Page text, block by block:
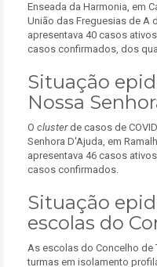
Enseada da Harmonia, em
União das Freguesias de A
apresentava 40 casos
casos confirmados, dos
Situação
Nossa
O clusterde casos de
Senhora D'Ajuda, em
apresentava 46 casos
casos confirmados.
Situação
escolas do
As escolas do Concelho de
turmas em isolamento